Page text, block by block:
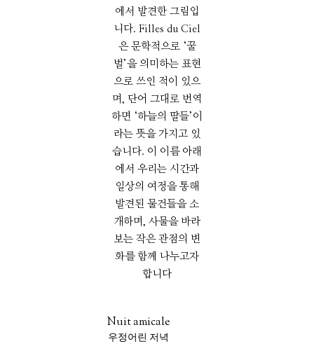
에서 발견한 그림입
니다. Filles du Ciel
은 문학적으로 ‘꿀
벌’을 의미하는 표현
으로 쓰인 적이 있으
며, 단어 그대로 번역
하면 ‘하늘의 딸들’이
라는 뜻을 가지고 있
습니다. 이 이름 아래
에서 우리는 시간과
일상의 여정을 통해
발견된 물건들을 소
개하며, 사물을 바라
보는 작은 관점의 변
화를 함께 나누고자
합니다
Nuit amicale
우정어린 저녁